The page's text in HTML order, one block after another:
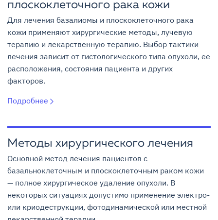
плоскоклеточного рака кожи
Для лечения базалиомы и плоскоклеточного рака
кожи применяют хирургические методы, лучевую
терапию и лекарственную терапию. Выбор тактики
лечения зависит от гистологического типа опухоли, ее
расположения, состояния пациента и других
факторов.
Подробнее
Методы хирургического лечения
Основной метод лечения пациентов с
базальноклеточным и плоскоклеточным раком кожи
— полное хирургическое удаление опухоли. В
некоторых ситуациях допустимо применение электро-
или криодеструкции, фотодинамической или местной